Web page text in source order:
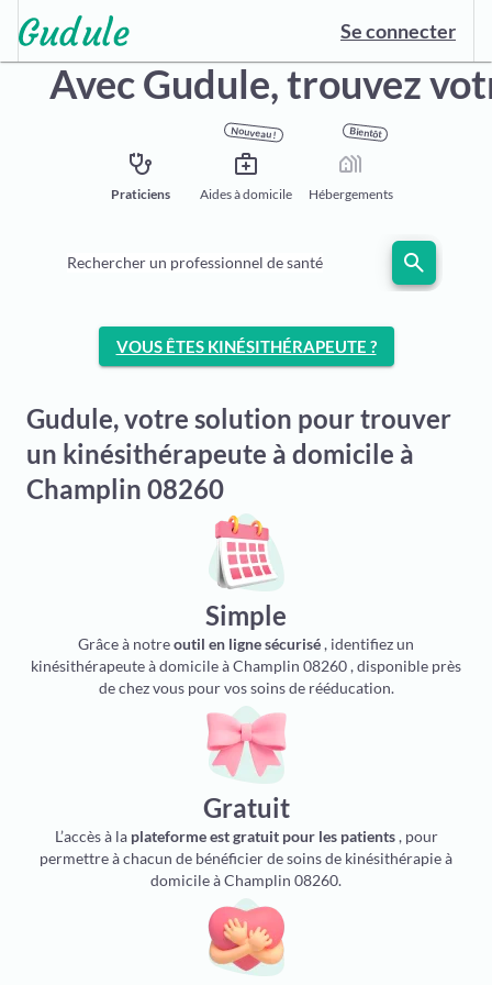
Se connecter
Avec Gudule,trouvez
stethoscope
Praticiens
Nouveau !
medical_services
Aides à domicile
Bientôt
holiday_village
Hébergements
Rechercher un professionnel de santé search
VOUS ÊTES KINÉSITHÉRAPEUTE ?
Gudule, votre solution pour trouver
un kinésithérapeute à domicile à
Champlin 08260
Simple
Grâce à notreoutil en ligne sécurisé, identifiez un
kinésithérapeute à domicile à Champlin 08260 , disponible près
de chez vous pour vos soins de rééducation.
Gratuit
L’accès à la plateforme est gratuit pour les patients, pour
permettre à chacun de bénéficier de soins de kinésithérapie à
domicile à Champlin 08260.